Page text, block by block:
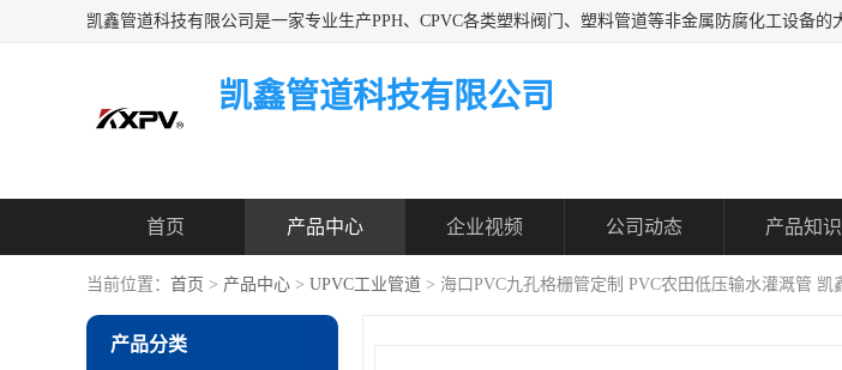
凯鑫管道科技有限公司
首页 产品中心 企业视频 公司动态 产品知识
当前位置： 首页 > 产品中心 > UPVC工业管道 > 海口PVC九孔格栅管定制 PVC农田低压输水灌溉管 凯
产品分类